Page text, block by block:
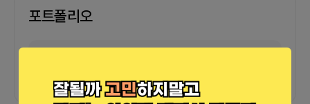
포트폴리오